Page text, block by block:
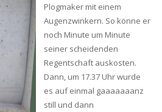
Plogmaker mit einem
Augenzwinkern. So könne er
noch Minute um Minute
seiner scheidenden
Regentschaft auskosten.
Dann, um 17.37 Uhr wurde
es auf einmal gaaaaaaanz
still und dann